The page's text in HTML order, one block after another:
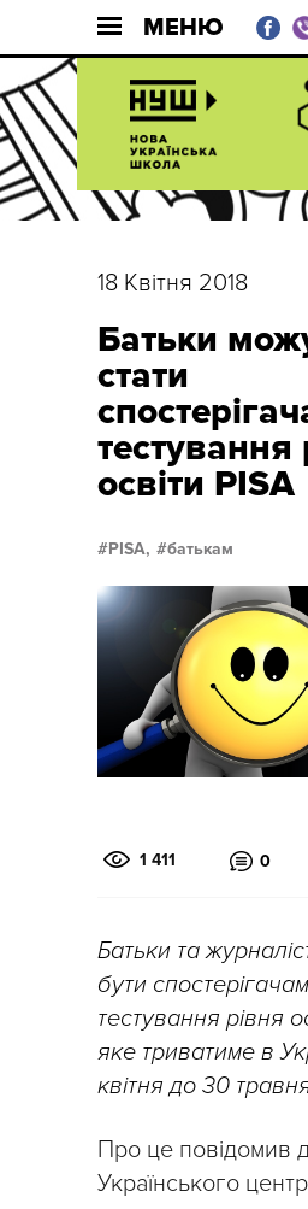
МЕНЮ
18 Квітня 2018
Батьки
стати
тестування
освіти PISA
PISA, батькам
1 411 0
Батьки та
бути
тестування рівня
яке триватиме в
квітня до 30
Про це повідомив
Українського